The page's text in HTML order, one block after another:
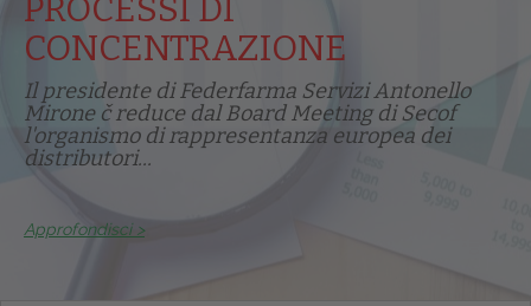
PROCESSI DI
CONCENTRAZIONE
Il presidente di Federfarma Servizi Antonello
Mirone č reduce dal Board Meeting di Secof
l'organismo di rappresentanza europea dei
distributori...
Approfondisci >